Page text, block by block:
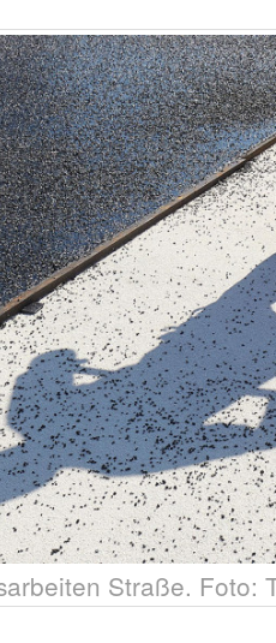
Straße. Foto: